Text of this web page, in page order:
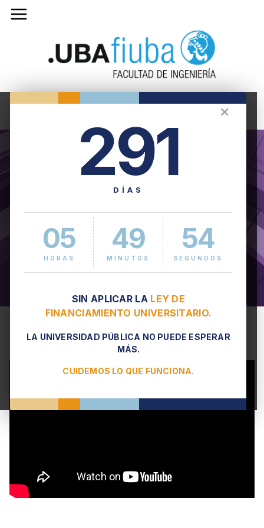
✕
291
DÍAS
05
HORAS
49
MINUTOS
54
SEGUNDOS
SIN APLICAR LA LEY DE
FINANCIAMIENTO UNIVERSITARIO.
LA UNIVERSIDAD PÚBLICA NO PUEDE ESPERAR
MÁS.
CUIDEMOS LO QUE FUNCIONA.
Jornada de Extensión Universitaria